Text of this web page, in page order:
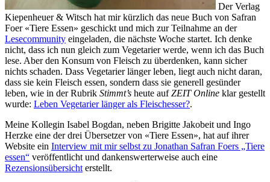
Der Verlag
Kiepenheuer & Witsch hat mir kürzlich das neue Buch von Safran
Foer «Tiere Essen» geschickt und mich zur Teilnahme an der
Lesecommunity eingeladen, die nächste Woche startet. Ich denke
nicht, dass ich nun gleich zum Vegetarier werde, wenn ich das Buch
lese. Aber den Konsum von Fleisch zu überdenken, kann sicher
nichts schaden. Dass Vegetarier länger leben, liegt auch nicht daran,
dass sie kein Fleisch essen, sondern dass sie generell gesünder
leben, wie in der Rubrik Stimmt’s heute aufZEIT Online klar gestellt
wurde: Leben Vegetarier länger als Fleischesser?.
Meine Kollegin Isabel Bogdan, neben Brigitte Jakobeit und Ingo
Herzke eine der drei Übersetzer von «Tiere Essen», hat auf ihrer
Website ein Interview mit mir selbst zu Jonathan Safran Foers „Tiere
essen“ veröffentlicht und dankenswerterweise auch eine
Rezensionsübersicht erstellt.